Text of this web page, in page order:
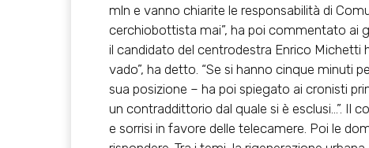
mln e vanno chiarite le responsabilità di
cerchiobottista mai”, ha poi commentato ai
il candidato del centrodestra Enrico Michetti
vado”, ha detto. “Se si hanno cinque minuti
sua posizione – ha poi spiegato ai cronisti
un contraddittorio dal quale si è esclusi…”.
e sorrisi in favore delle telecamere. Poi le